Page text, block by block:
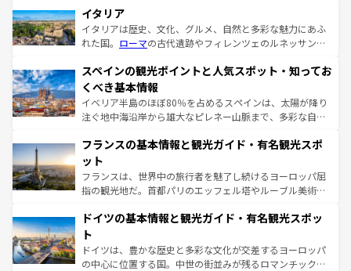
イタリア
イタリアは歴史、文化、グルメ、自然と多彩な魅力にあふ
れた国。 ローマの古代遺跡やフィレンツェのルネッサンス
ろん、トスカーナの美しい田園風景やアマルフィ海岸の絶
景など、自然景観も見逃せない。観光の合間には、本場の
ピザやパスタなど、絶品のイタリア料理を堪能することも
できる。朝目覚めてから夜眠るまで、すべての瞬間を楽し
なお、新着のイタリア情報はコンテンツ一覧を参照してほ
しい。
スペインの観光ポイントと人気スポット・知ってお
くべき基本情報
イベリア半島のほぼ80％を占めるスペインは、太陽が降り
注ぐ地中海沿岸から雄大なピレネー山脈まで、多彩な自然
文化が根付くこの国では、情熱的なフラメンコ、熱気あふ
れる闘牛、そして美味しいタパスが生活の一部となってい
る。首都マドリードの洗練された雰囲気や、バルセロナの
アートに溢れた街角から、地方では古代ローマ遺跡や中世
せる。地方によって風土や気候が異なるスペインはその個
ンテンツ一覧 を参照してほしい。
フランスの基本情報と観光ガイド・有名観光スポ
ット
フランスは、世界中の旅行者を魅了し続けるヨーロッパ屈
指の観光地だ。首都パリのエッフェル塔やルーブル美術館
で、幅広い魅力が詰まっている。華麗な宮殿、歴史的な大
聖堂、美しいビーチ、そして豊かな自然が、訪れる者を心
から魅了する。また、フランスは美食の国としても知ら
れ、フランス料理はユネスコ無形文化遺産にも登録されて
ドイツの基本情報と観光ガイド・有名観光スポッ
ト
ドイツは、豊かな歴史と多彩な文化が交差するヨーロッパ
の中心に位置する国。中世の街並みが残るロマンチック街